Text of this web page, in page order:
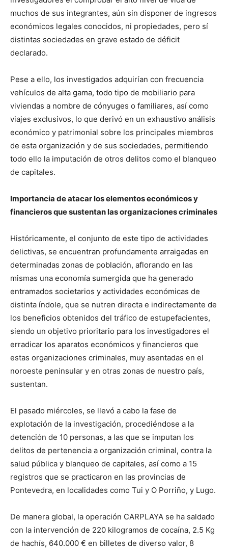
muchos de sus integrantes, aún sin disponer de ingresos
económicos legales conocidos, ni propiedades, pero sí
distintas sociedades en grave estado de déficit
declarado.
Pese a ello, los investigados adquirían con frecuencia
vehículos de alta gama, todo tipo de mobiliario para
viviendas a nombre de cónyuges o familiares, así como
viajes exclusivos, lo que derivó en un exhaustivo análisis
económico y patrimonial sobre los principales miembros
de esta organización y de sus sociedades, permitiendo
todo ello la imputación de otros delitos como el blanqueo
de capitales.
Importancia de atacar los elementos económicos y
financieros que sustentan las organizaciones criminales
Históricamente, el conjunto de este tipo de actividades
delictivas, se encuentran profundamente arraigadas en
determinadas zonas de población, aflorando en las
mismas una economía sumergida que ha generado
entramados societarios y actividades económicas de
distinta índole, que se nutren directa e indirectamente de
los beneficios obtenidos del tráfico de estupefacientes,
siendo un objetivo prioritario para los investigadores el
erradicar los aparatos económicos y financieros que
estas organizaciones criminales, muy asentadas en el
noroeste peninsular y en otras zonas de nuestro país,
sustentan.
El pasado miércoles, se llevó a cabo la fase de
explotación de la investigación, procediéndose a la
detención de 10 personas, a las que se imputan los
delitos de pertenencia a organización criminal, contra la
salud pública y blanqueo de capitales, así como a 15
registros que se practicaron en las provincias de
Pontevedra, en localidades como Tui y O Porriño, y Lugo.
De manera global, la operación CARPLAYA se ha saldado
con la intervención de 220 kilogramos de cocaína, 2.5 Kg
de hachís, 640.000 € en billetes de diverso valor, 8